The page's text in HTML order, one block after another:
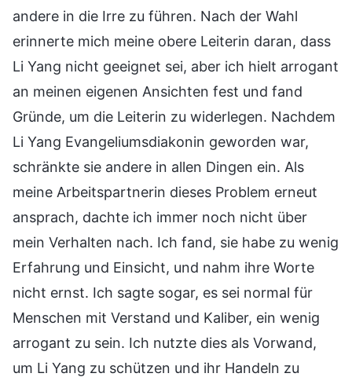
andere in die Irre zu führen. Nach der Wahl
erinnerte mich meine obere Leiterin daran, dass
Li Yang nicht geeignet sei, aber ich hielt arrogant
an meinen eigenen Ansichten fest und fand
Gründe, um die Leiterin zu widerlegen. Nachdem
Li Yang Evangeliumsdiakonin geworden war,
schränkte sie andere in allen Dingen ein. Als
meine Arbeitspartnerin dieses Problem erneut
ansprach, dachte ich immer noch nicht über
mein Verhalten nach. Ich fand, sie habe zu wenig
Erfahrung und Einsicht, und nahm ihre Worte
nicht ernst. Ich sagte sogar, es sei normal für
Menschen mit Verstand und Kaliber, ein wenig
arrogant zu sein. Ich nutzte dies als Vorwand,
um Li Yang zu schützen und ihr Handeln zu